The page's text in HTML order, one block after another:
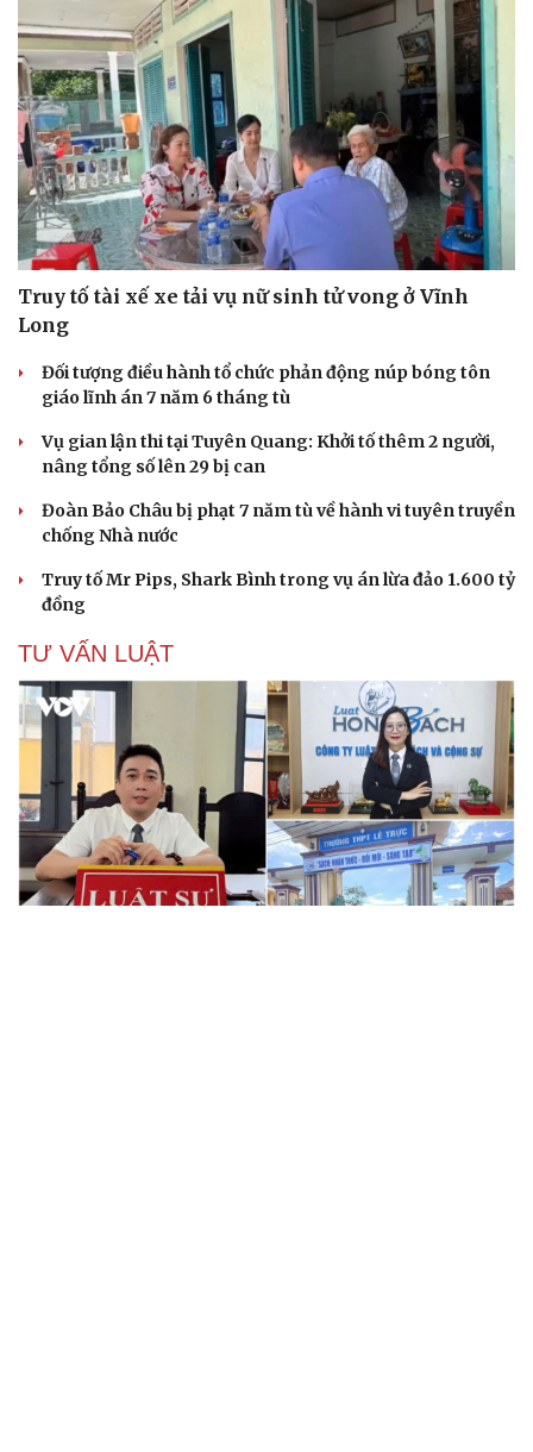
Truy tố tài xế xe tải vụ nữ sinh tử vong ở Vĩnh
Long
Đối tượng điều hành tổ chức phản động núp bóng tôn
giáo lĩnh án 7 năm 6 tháng tù
Vụ gian lận thi tại Tuyên Quang: Khởi tố thêm 2 người,
nâng tổng số lên 29 bị can
Đoàn Bảo Châu bị phạt 7 năm tù về hành vi tuyên truyền
chống Nhà nước
Truy tố Mr Pips, Shark Bình trong vụ án lừa đảo 1.600 tỷ
đồng
TƯ VẤN LUẬT